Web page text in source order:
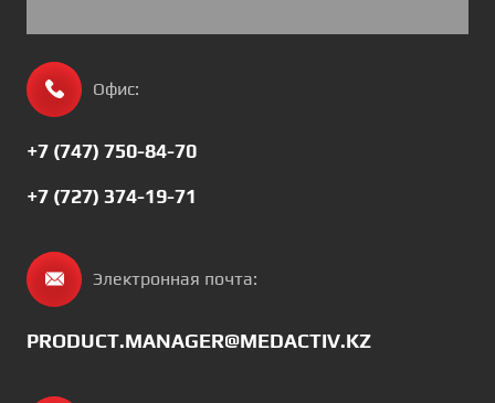
Офис:
+7 (747) 750-84-70
+7 (727) 374-19-71
Электронная почта:
PRODUCT.MANAGER@MEDACTIV.KZ